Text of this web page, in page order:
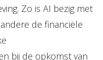
Zo is AI bezig met
de financiële
bij de opkomst van